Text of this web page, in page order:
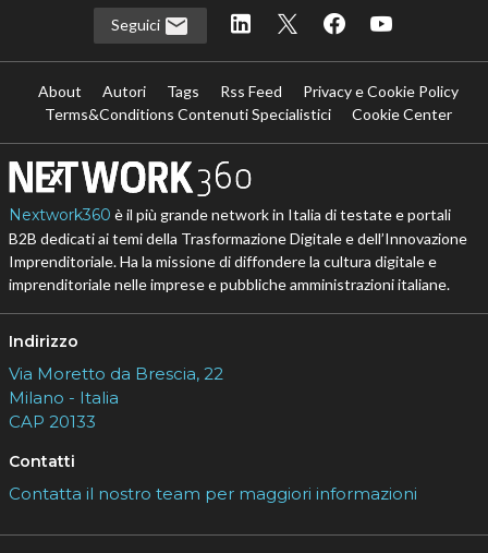
Seguici
About Autori Tags Rss Feed
Privacy e Cookie Policy
Terms&Conditions Contenuti Specialistici
Cookie Center
Nextwork360 è il più grande network in Italia di testate e portali
B2B dedicati ai temi della Trasformazione Digitale e dell’Innovazione
Imprenditoriale. Ha la missione di diffondere la cultura digitale e
imprenditoriale nelle imprese e pubbliche amministrazioni italiane.
Indirizzo
Via Moretto da Brescia, 22
Milano - Italia
CAP 20133
Contatti
Contatta il nostro team per maggiori informazioni